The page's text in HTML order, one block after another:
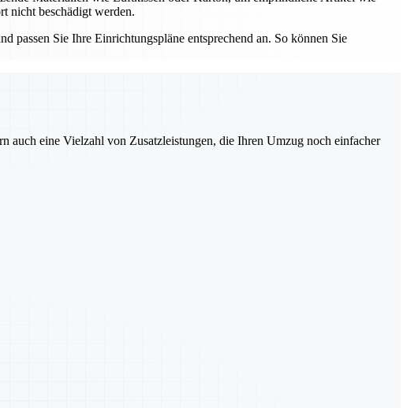
nicht beschädigt werden.
passen Sie Ihre Einrichtungspläne entsprechend an. So können Sie
auch eine Vielzahl von Zusatzleistungen, die Ihren Umzug noch einfacher